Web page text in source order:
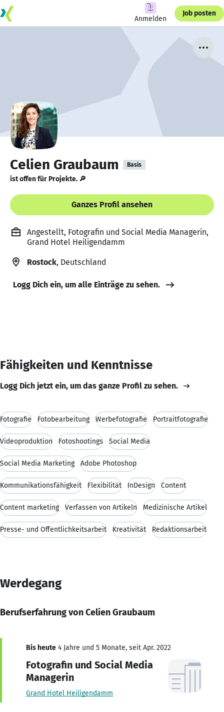
Anmelden
Job posten
Celien Graubaum Basis
ist offen für Projekte. 🔎
Ganzes Profil ansehen
Angestellt, Fotografin und Social Media Managerin,
Grand Hotel Heiligendamm
Rostock, Deutschland
Logg Dich ein, um alle Einträge zu sehen.
Fähigkeiten und Kenntnisse
Logg Dich jetzt ein, um das ganze Profil zu sehen.
Fotografie Fotobearbeitung Werbefotografie Portraitfotografie
Videoproduktion Fotoshootings Social Media
Social Media Marketing Adobe Photoshop
Kommunikationsfähigkeit Flexibilität InDesign Content
Content marketing Verfassen von Artikeln Medizinische Artikel
Presse- und Öffentlichkeitsarbeit Kreativität Redaktionsarbeit
Werdegang
Berufserfahrung von Celien Graubaum
Bis heute 4 Jahre und 5 Monate, seit Apr. 2022
Fotografin und Social Media
Managerin
Grand Hotel Heiligendamm